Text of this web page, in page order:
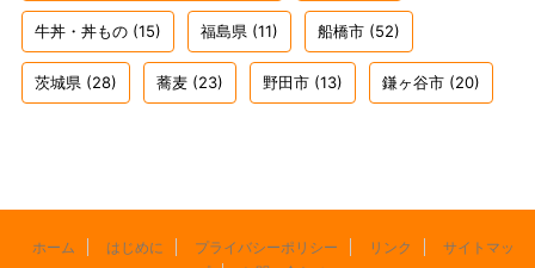
牛丼・丼もの (15) 福島県 (11) 船橋市 (52)
茨城県 (28) 蕎麦 (23) 野田市 (13) 鎌ヶ谷市 (20)
ホーム はじめに プライバシーポリシー リンク
サイトマッ